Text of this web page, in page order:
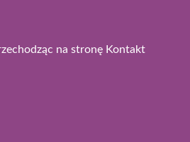
na stronę Kontakt